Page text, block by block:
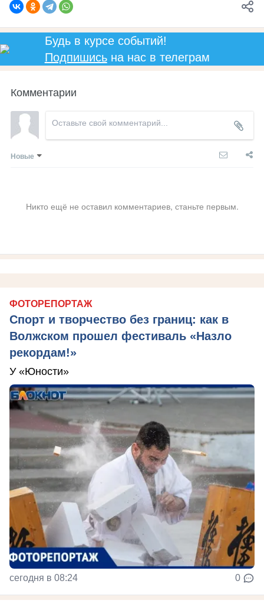
Будь в курсе событий!
Подпишисьна нас в телеграм
Комментарии
Новые
Никто ещё не оставил комментариев, станьте первым.
ФОТОРЕПОРТАЖ
Спорт и творчество без границ: как в
Волжском прошел фестиваль «Назло
рекордам!»
У «Юности»
сегодня в 08:24 0